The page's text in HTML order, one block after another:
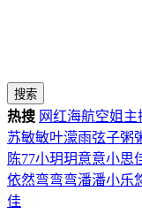
搜索
热搜 网红海航空姐 主
苏敏敏叶濛雨弦子粥
陈77小玥玥意意小思
依然弯弯弯潘潘小乐
佳